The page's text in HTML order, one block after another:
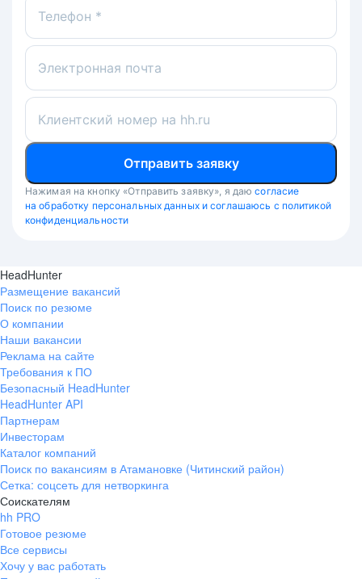
Телефон *
Электронная почта
Клиентский номер на hh.ru
Отправить заявку
Нажимая на кнопку «Отправить заявку», я даю согласие
на обработку персональных данных и соглашаюсь с политикой
конфиденциальности
HeadHunter
Размещение вакансий
Поиск по резюме
О компании
Наши вакансии
Реклама на сайте
Требования к ПО
Безопасный HeadHunter
HeadHunter API
Партнерам
Инвесторам
Каталог компаний
Поиск по вакансиям в Атамановке (Читинский район)
Сетка: соцсеть для нетворкинга
Соискателям
hh PRO
Готовое резюме
Все сервисы
Хочу у вас работать